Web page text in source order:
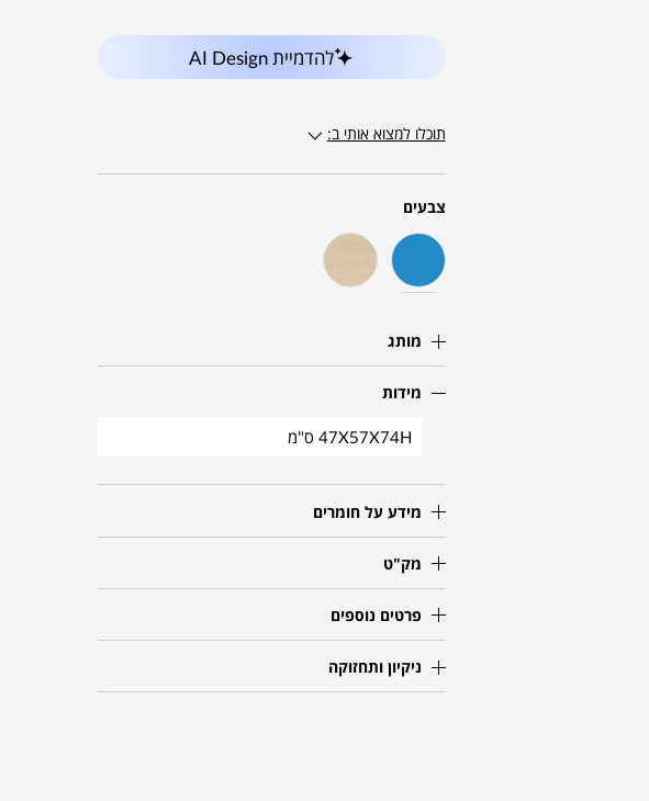
להדמיית AI Design
תוכלו למצוא אותי ב:
צבעים
מותג
מידות
47X57X74H ס"מ
מידע על חומרים
מק"ט
פרטים נוספים
ניקיון ותחזוקה